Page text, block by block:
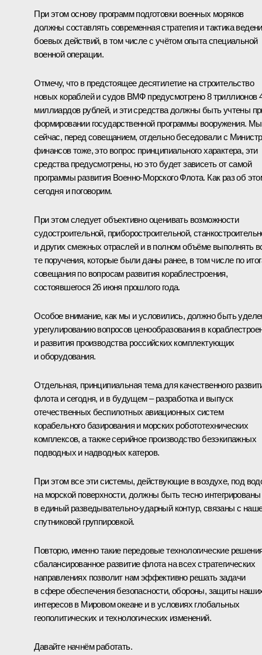
При этом основу программ подготовки военных моряков
должны составлять современная стратегия и тактика
боевых действий, в том числе с учётом опыта специальной
военной операции.
Отмечу, что в предстоящее десятилетие на строительство
новых кораблей и судов ВМФ предусмотрено 8 триллионов
миллиардов рублей, и эти средства должны быть учтены
формировании государственной программы вооружения. Мы
сейчас, перед совещанием, отдельно беседовали с
финансов тоже, это вопрос принципиального характера, эти
средства предусмотрены, но это будет зависеть от самой
программы развития Военно-Морского Флота. Как раз об
сегодня и поговорим.
При этом следует объективно оценивать возможности
судостроительной, приборостроительной,
и других смежных отраслей и в полном объёме выполнять
те поручения, которые были даны ранее, в том числе по
совещания по вопросам развития кораблестроения,
состоявшегося 26 июня прошлого года.
Особое внимание, как мы и условились, должно быть
урегулированию вопросов ценообразования в
и развития производства российских комплектующих
и оборудования.
Отдельная, принципиальная тема для качественного
флота и сегодня, и в будущем – разработка и выпуск
отечественных беспилотных авиационных систем
корабельного базирования и морских робототехнических
комплексов, а также серийное производство безэкипажных
подводных и надводных катеров.
При этом все эти системы, действующие в воздухе, под
на морской поверхности, должны быть тесно интегрированы
в единый разведывательно-ударный контур, связаны с
спутниковой группировкой.
Повторю, именно такие передовые технологические
сбалансированное развитие флота на всех стратегических
направлениях позволит нам эффективно решать задачи
в сфере обеспечения безопасности, обороны, защиты
интересов в Мировом океане и в условиях глобальных
геополитических и технологических изменений.
Давайте начнём работать.